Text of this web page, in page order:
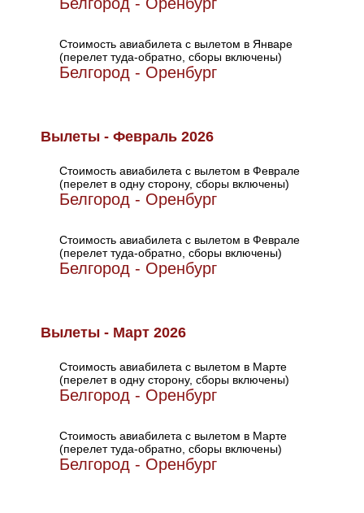
Стоимость авиабилета с вылетом в Январе
(перелет туда-обратно, сборы включены)
Белгород - Оренбург
Вылеты - Февраль 2026
Стоимость авиабилета с вылетом в Феврале
(перелет в одну сторону, сборы включены)
Белгород - Оренбург
Стоимость авиабилета с вылетом в Феврале
(перелет туда-обратно, сборы включены)
Белгород - Оренбург
Вылеты - Март 2026
Стоимость авиабилета с вылетом в Марте
(перелет в одну сторону, сборы включены)
Белгород - Оренбург
Стоимость авиабилета с вылетом в Марте
(перелет туда-обратно, сборы включены)
Белгород - Оренбург